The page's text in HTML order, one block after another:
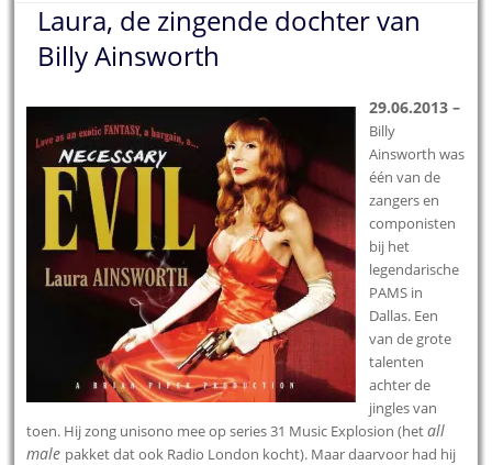
Laura, de zingende dochter van
Billy Ainsworth
29.06.2013 –
Billy
Ainsworth was
één van de
zangers en
componisten
bij het
legendarische
PAMS in
Dallas. Een
van de grote
talenten
achter de
jingles van
toen. Hij zong unisono mee op series 31 Music Explosion (hetall
male pakket dat ook Radio London kocht). Maar daarvoor had hij